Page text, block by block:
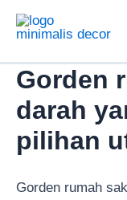
Lewati
Gorden
darah
pilihan
Gorden rumah